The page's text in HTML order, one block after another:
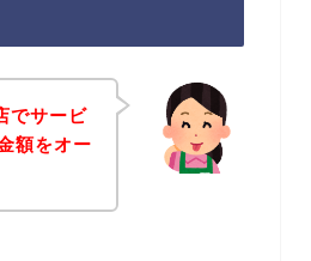
でサービ
額をオー